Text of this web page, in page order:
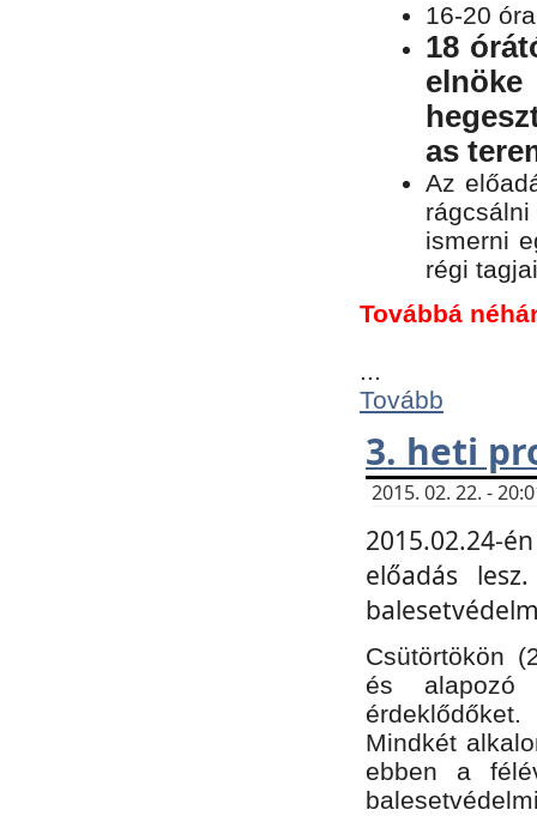
16-20
18
as
Az
ismerni
régi
Továbbá
...
Tovább
3. heti
2015. 02. 22. -
2015.02.24-
előadás
Csütörtökön
és alapozó
érdeklődőket.
Mindkét
ebben a